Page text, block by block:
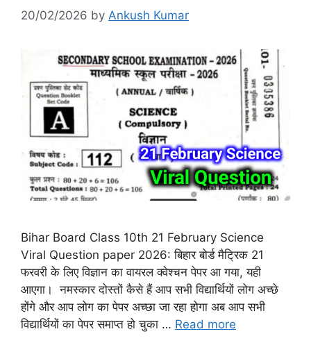
20/02/2026 by Ankush Kumar
Bihar Board Class 10th 21 February Science
Viral Question paper 2026: बिहार बोर्ड मैट्रिक 21
फरवरी के लिए विज्ञान का वायरल क्वेश्चन पेपर आ गया, यही
आएगा। नमस्कार दोस्तों कैसे हैं आप सभी विद्यार्थियों लोग अच्छे
होंगे और आप लोग का पेपर अच्छा जा रहा होगा अब आप सभी
विद्यार्थियों का पेपर समाप्त हो चुका … Read more